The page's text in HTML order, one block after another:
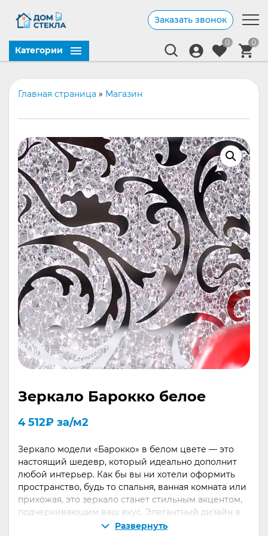
Заказать звонок
Категории
0 0
Главная страница » Магазин
Зеркало Барокко белое
4 512₽ за/м2
Зеркало модели «Барокко» в белом цвете — это
настоящий шедевр, который идеально дополнит
любой интерьер. Как бы вы ни хотели оформить
пространство, будь то спальня, ванная комната или
прихожая, это зеркало станет стильным акцентом,
подчеркивающим ваш вкус. Элегантный дизайн в
классическом стиле «Барокко» — это не просто
Развернуть